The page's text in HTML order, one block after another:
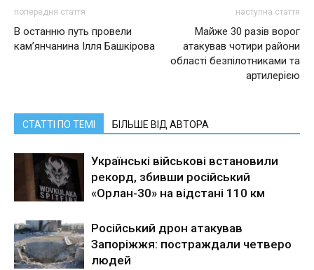
попередня стаття
В останню путь провели
камʼянчанина Ілля Башкірова
наступна стаття
Майже 30 разів ворог
атакував чотири райони
області безпілотниками та
артилерією
СТАТТІ ПО ТЕМІ БІЛЬШЕ ВІД АВТОРА
Українські військові встановили
рекорд, збивши російський
«Орлан-30» на відстані 110 км
Російський дрон атакував
Запоріжжя: постраждали четверо
людей